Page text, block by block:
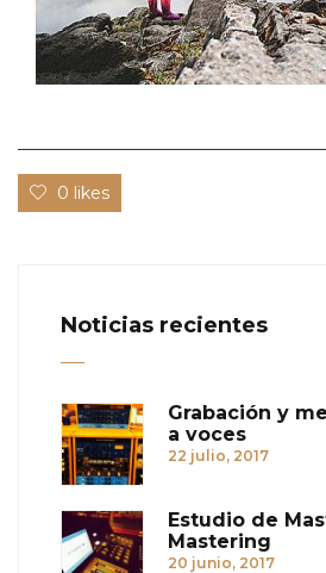
0 likes
Noticias recientes
Grabación y
a voces
22 julio, 2017
Estudio de
Mastering
20 junio, 2017